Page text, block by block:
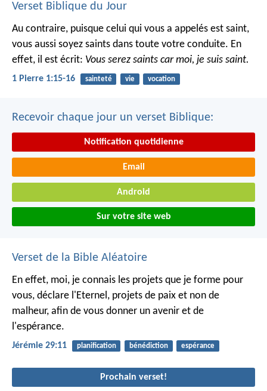
Verset Biblique du Jour
Au contraire, puisque celui qui vous a appelés est saint,
vous aussi soyez saints dans toute votre conduite. En
effet, il est écrit: Vous serez saints car moi, je suis saint.
1 Pierre 1:15-16 sainteté vie vocation
Recevoir chaque jour un verset Biblique:
Notification quotidienne
Email
Android
Sur votre site web
Verset de la Bible Aléatoire
En effet, moi, je connais les projets que je forme pour
vous, déclare l'Eternel, projets de paix et non de
malheur, afin de vous donner un avenir et de
l'espérance.
Jérémie 29:11 planification bénédiction espérance
Prochain verset!